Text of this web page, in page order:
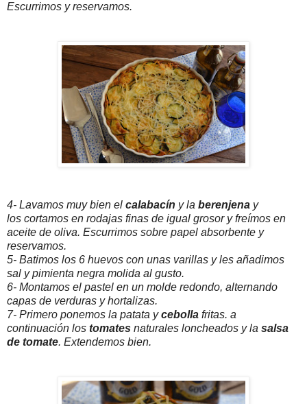
Escurrimos y reservamos.
4- Lavamos muy bien el calabacín y la berenjena y
los cortamos en rodajas finas de igual grosor y freímos en
aceite de oliva. Escurrimos sobre papel absorbente y
reservamos.
5- Batimos los 6 huevos con unas varillas y les añadimos
sal y pimienta negra molida al gusto.
6- Montamos el pastel en un molde redondo, alternando
capas de verduras y hortalizas.
7- Primero ponemos la patata ycebolla fritas. a
continuación los tomates naturales loncheados y la salsa
de tomate. Extendemos bien.